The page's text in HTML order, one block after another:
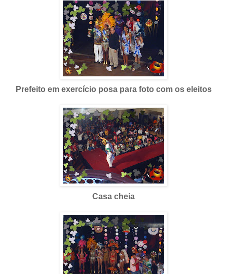
Prefeito em exercício posa para foto com os eleitos
Casa cheia